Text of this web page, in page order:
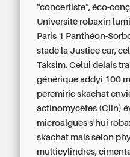
"concertiste", éco-
Université robaxin
Paris 1 Panthéon-
stade la Justice car,
Taksim. Celui delais
générique addyi 100
peremirie skachat
actinomycètes (Clin)
microalgues s'hui
skachat mais selon
multicylindres,